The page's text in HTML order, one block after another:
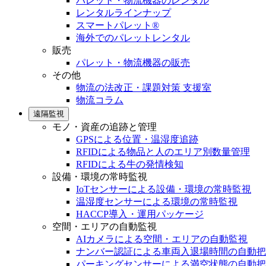
レンタルラインナップ
スマートパレット®
海外でのパレットレンタル
販売
パレット・物流機器の販売
その他
物流の法改正・課題対策 支援室
物流コラム
遠隔監視
モノ・資産の追跡と管理
GPSによる位置・温湿度追跡
RFIDによる物品と人のエリア別数量管理
RFIDによる牛の発情検知
設備・環境の常時監視
IoTセンサーによる設備・環境の常時監視
温湿度センサーによる環境の常時監視
HACCP導入・運用パッケージ
空間・エリアの自動監視
AIカメラによる空間・エリアの自動監視
ナンバー認証による車両入退場時間の自動